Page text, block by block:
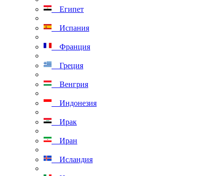
Египет
Испания
Франция
Греция
Венгрия
Индонезия
Ирак
Иран
Исландия